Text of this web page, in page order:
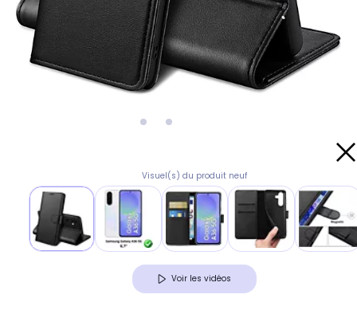
Visuel(s) du produit neuf
Voir les vidéos